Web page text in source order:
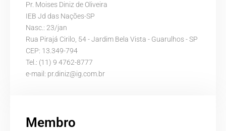
Pr. Moises Diniz de Oliveira
IEB Jd das Nações-SP
Nasc.: 23/jan
Rua Pirajá Cirilo, 54 - Jardim Bela Vista - Guarulhos - SP
CEP: 13.349-794
Tel.: (11) 9 4762-8777
e-mail: pr.diniz@ig.com.br
Membro